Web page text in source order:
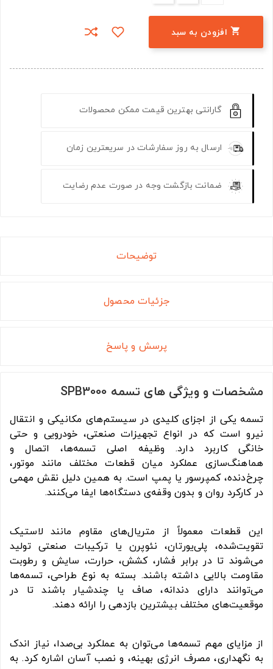
 افزودن به سبد
گارانتی بهترین قیمت ممکن محصولات
ارسال به روز سفارشات در سریعترین زمان
ضمانت بازگشت وجه در صورت عدم رضایت
توضیحات
جزئیات محصول
پرسش و پاسخ
مشخصات و ویژگی های تسمه SPB3000
تسمه یکی از اجزای کلیدی در سیستم‌های مکانیکی و انتقال
نیرو است که در انواع تجهیزات صنعتی، خودرویی و حتی
خانگی کاربرد دارد. وظیفه اصلی تسمه‌ها، اتصال و
هماهنگ‌سازی عملکرد میان قطعات مختلف مانند موتور،
چرخ‌دنده، کمپرسور یا پمپ است. به همین دلیل نقش مهمی
در کارکرد روان و بدون وقفه‌ی دستگاه‌ها ایفا می‌کنند.
این قطعات معمولاً از متریال‌های مقاوم مانند لاستیک
تقویت‌شده، پلی‌یورتان، نئوپرن یا ترکیبات صنعتی تولید
می‌شوند تا در برابر فشار، کشش، حرارت، سایش و رطوبت
مقاومت بالایی داشته باشند. بسته به نوع طراحی، تسمه‌ها
می‌توانند دارای دندانه، صاف یا چندشیار باشند تا در
موقعیت‌های مختلف بیشترین بازدهی را ارائه دهند.
از مزایای مهم تسمه‌ها می‌توان به عملکرد بی‌صدا، نیاز اندک
به نگهداری، مصرف انرژی بهینه، و نصب آسان اشاره کرد. به